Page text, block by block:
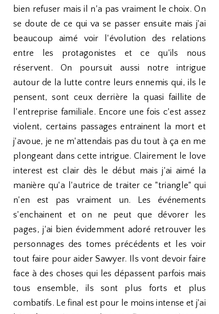
bien refuser mais il n'a pas vraiment le choix. On
se doute de ce qui va se passer ensuite mais j'ai
beaucoup aimé voir l'évolution des relations
entre les protagonistes et ce qu'ils nous
réservent. On poursuit aussi notre intrigue
autour de la lutte contre leurs ennemis qui, ils le
pensent, sont ceux derrière la quasi faillite de
l'entreprise familiale. Encore une fois c'est assez
violent, certains passages entrainent la mort et
j'avoue, je ne m'attendais pas du tout à ça en me
plongeant dans cette intrigue. Clairement le love
interest est clair dès le début mais j'ai aimé la
manière qu'a l'autrice de traiter ce "triangle" qui
n'en est pas vraiment un. Les événements
s'enchainent et on ne peut que dévorer les
pages, j'ai bien évidemment adoré retrouver les
personnages des tomes précédents et les voir
tout faire pour aider Sawyer. Ils vont devoir faire
face à des choses qui les dépassent parfois mais
tous ensemble, ils sont plus forts et plus
combatifs. Le final est pour le moins intense et j'ai